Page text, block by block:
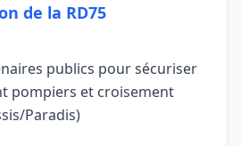
de la RD75
publics pour sécuriser
pompiers et croisement
Paradis)